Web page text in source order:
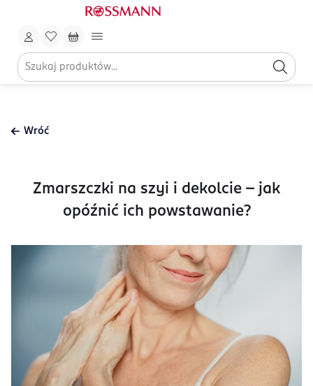
Wróć
Zmarszczki na szyi i dekolcie – jak
opóźnić ich powstawanie?